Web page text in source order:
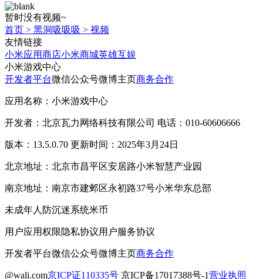
暂时没有视频~
首页 > 黑洞吸吸吸 > 视频
友情链接
小米应用商店小米商城英雄互娱
小米游戏中心
开发者平台微信公众号微博主页商务合作
应用名称：小米游戏中心
开发者：北京瓦力网络科技有限公司 电话：010-60606666
版本：13.5.0.70 更新时间：2025年3月24日
北京地址：北京市昌平区安居路小米智慧产业园
南京地址：南京市建邺区永初路37号小米华东总部
未成年人防沉迷系统米币
用户应用权限隐私协议用户服务协议
开发者平台微信公众号微博主页商务合作
@wali.com京ICP证110335号 京ICP备17017388号-1营业执照